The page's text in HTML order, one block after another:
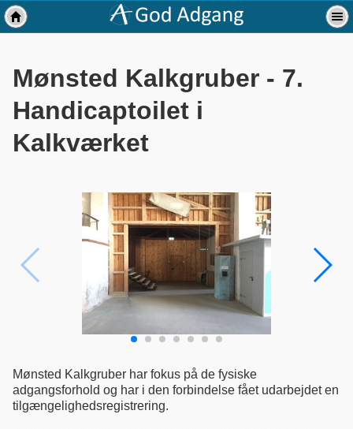
Mønsted Kalkgruber - 7.
Handicaptoilet i
Kalkværket
Mønsted Kalkgruber har fokus på de fysiske
adgangsforhold og har i den forbindelse fået udarbejdet en
tilgængelighedsregistrering.